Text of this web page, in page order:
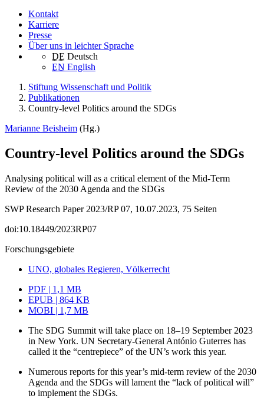
Kontakt
Karriere
Presse
Über uns in leichter Sprache
DE Deutsch
EN English
Stiftung Wissenschaft und Politik
Publikationen
Country-level Politics around the SDGs
Marianne Beisheim (Hg.)
Country-level Politics around the SDGs
Analysing political will as a critical element of the Mid-Term
Review of the 2030 Agenda and the SDGs
SWP Research Paper 2023/RP 07, 10.07.2023, 75 Seiten
doi:10.18449/2023RP07
Forschungsgebiete
UNO, globales Regieren, Völkerrecht
PDF | 1,1 MB
EPUB | 864 KB
MOBI | 1,7 MB
The SDG Summit will take place on 18–19 September 2023
in New York. UN Secretary-General António Guterres has
called it the “centrepiece” of the UN’s work this year.
Numerous reports for this year’s mid-term review of the 2030
Agenda and the SDGs will lament the “lack of political will”
to implement the SDGs.